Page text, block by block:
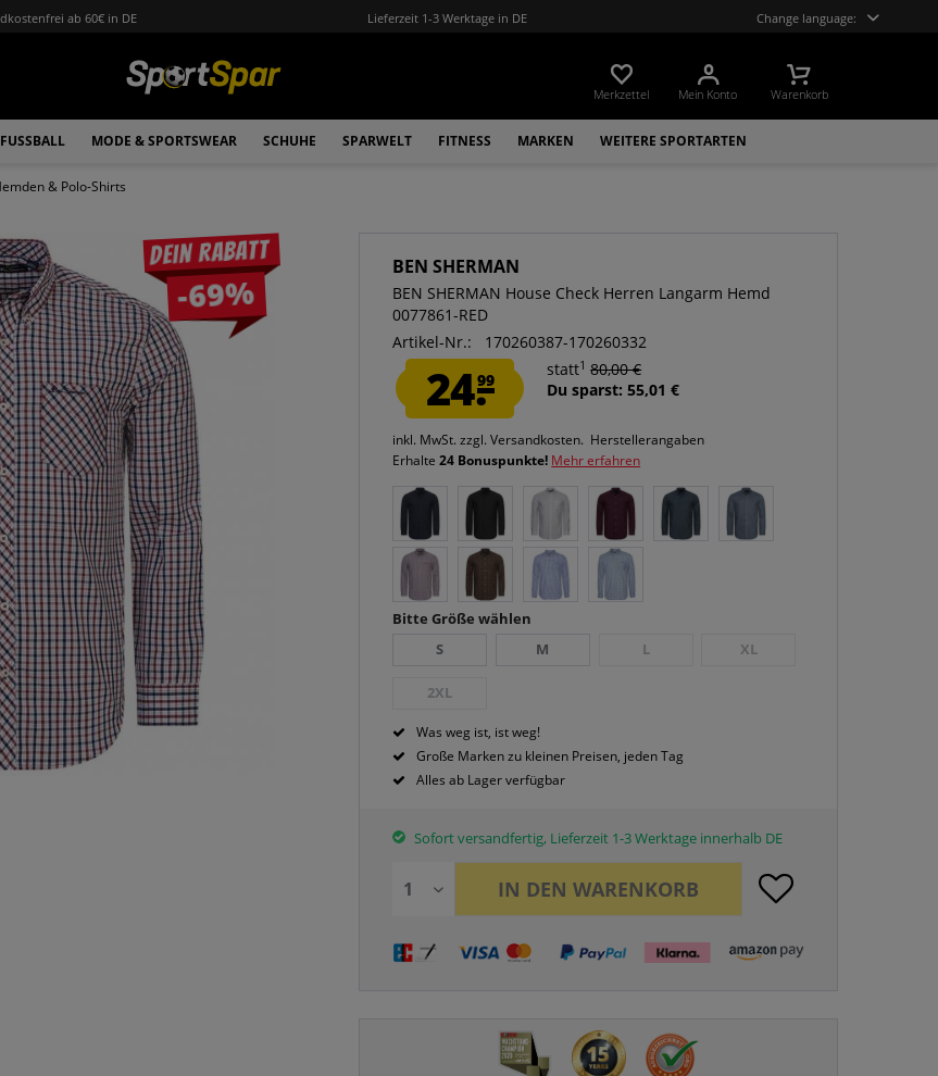
ab 60€ in DE Lieferzeit 1-3 Werktage in DE Change language:
Merkzettel Mein Konto Warenkorb
FUSSBALL MODE & SPORTSWEAR SCHUHE SPARWELT FITNESS MARKEN WEITERE SPORTARTEN
& Polo-Shirts
Dein Rabatt
-69%
BEN SHERMAN
BEN SHERMAN House Check Herren Langarm Hemd
0077861-RED
Artikel-Nr.:
170260387-170260332
24.99
statt1 80,00 €
Du sparst: 55,01 €
inkl. MwSt.zzgl. Versandkosten. Herstellerangaben
Erhalte24 Bonuspunkte! Mehr erfahren
Bitte Größe wählen
S
M L XL
2XL
Was weg ist, ist weg!
Große Marken zu kleinen Preisen, jeden Tag
Alles ab Lager verfügbar
Sofort versandfertig, Lieferzeit 1-3 Werktage innerhalb DE
IN DEN WARENKORB